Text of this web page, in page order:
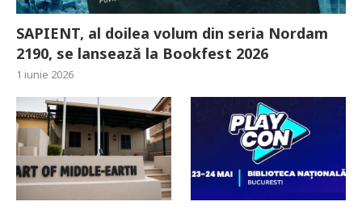
SAPIENT, al doilea volum din seria Nordam
2190, se lansează la Bookfest 2026
1 iunie 2026